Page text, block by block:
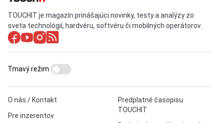
TOUCHIT je magazín prinášajúci novinky, testy a analýzy zo
sveta technológií, hardvéru, softvéru či mobilných operátorov.
O nás / Kontakt
Pre inzerentov
Predplatné časopisu
TOUCHIT
Tmavý režim